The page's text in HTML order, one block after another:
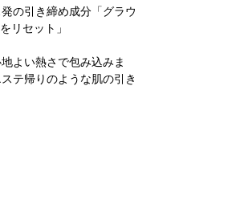
の引き締め成分「グラウ
リセット」
よい熱さで包み込みま
テ帰りのような肌の引き